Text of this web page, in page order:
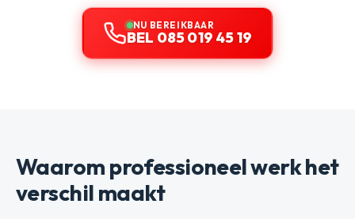
NU BEREIKBAAR
BEL 085 019 45 19
Waarom professioneel werk het
verschil maakt